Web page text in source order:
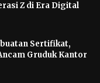
Z di Era Digital
Sertifikat,
Gruduk Kantor